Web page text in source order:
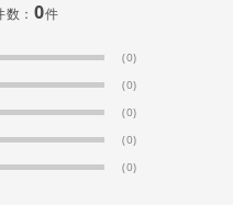
： 0件
(0)
(0)
(0)
(0)
(0)